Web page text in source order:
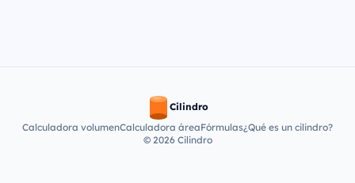
Cilindro
Calculadora volumenCalculadora áreaFórmulas¿Qué es un cilindro?
© 2026 Cilindro